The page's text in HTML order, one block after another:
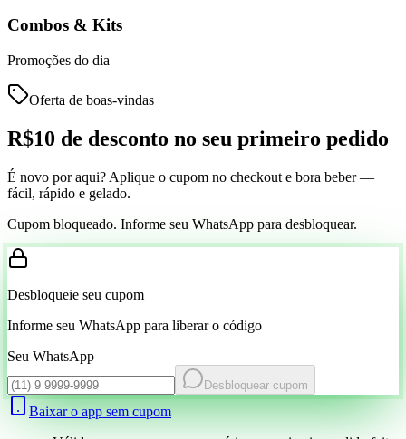
Combos & Kits
Promoções do dia
Oferta de boas-vindas
R$10 de desconto no seu primeiro pedido
É novo por aqui? Aplique o cupom no checkout e bora beber —
fácil, rápido e gelado.
Cupom bloqueado. Informe seu WhatsApp para desbloquear.
Desbloqueie seu cupom
Informe seu WhatsApp para liberar o código
Seu WhatsApp
Desbloquear cupom
Baixar o app sem cupom